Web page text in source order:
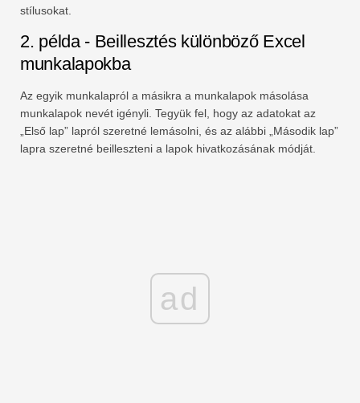
stílusokat.
2. példa - Beillesztés különböző Excel
munkalapokba
Az egyik munkalapról a másikra a munkalapok másolása
munkalapok nevét igényli. Tegyük fel, hogy az adatokat az
„Első lap” lapról szeretné lemásolni, és az alábbi „Második lap”
lapra szeretné beilleszteni a lapok hivatkozásának módját.
ad